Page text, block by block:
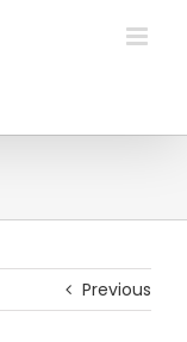
Previous